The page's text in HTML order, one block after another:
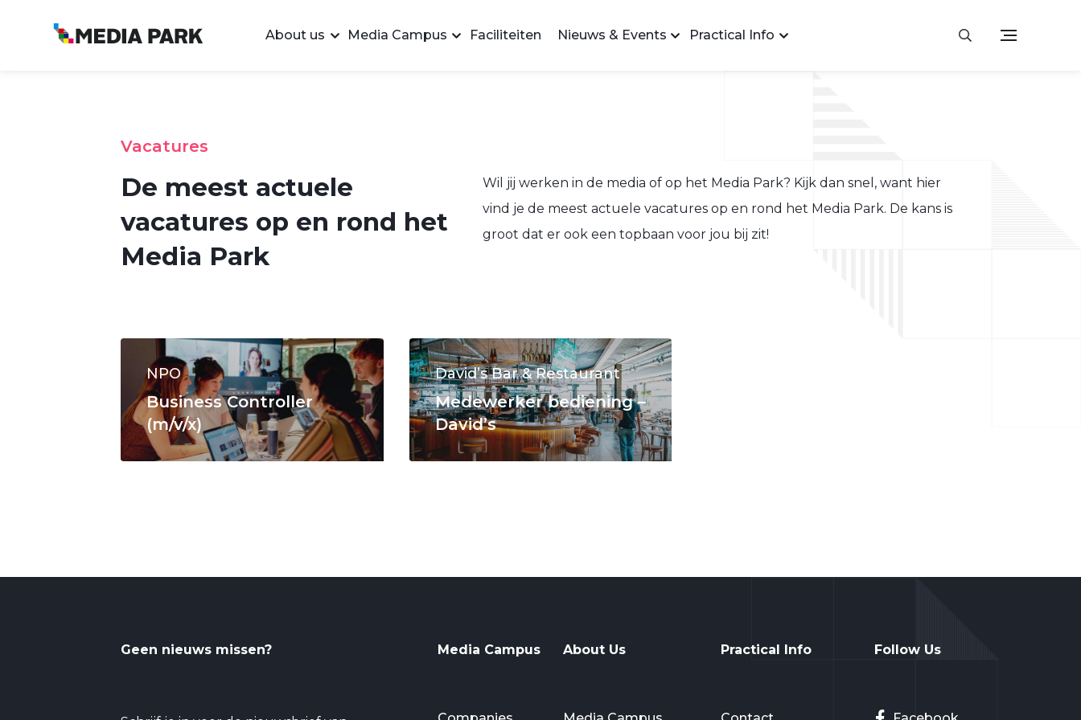
About us Media Campus Faciliteiten Nieuws & Events Practical Info
Vacatures
De meest actuele
vacatures op en rond het
Media Park
Wil jij werken in de media of op het Media Park? Kijk dan snel, want hier
vind je de meest actuele vacatures op en rond het Media Park. De kans is
groot dat er ook een topbaan voor jou bij zit!
NPO
Business Controller
(m/v/x)
David’s Bar & Restaurant
Medewerker bediening –
David’s
Geen nieuws missen? Media Campus About Us Practical Info Follow Us